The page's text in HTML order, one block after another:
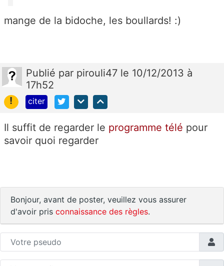
mange de la bidoche, les boullards! :)
Publié par pirouli47 le 10/12/2013 à
17h52
!
citer
Il suffit de regarder le programme télé pour
savoir quoi regarder
Bonjour, avant de poster, veuillez vous assurer
d'avoir pris connaissance des règles.